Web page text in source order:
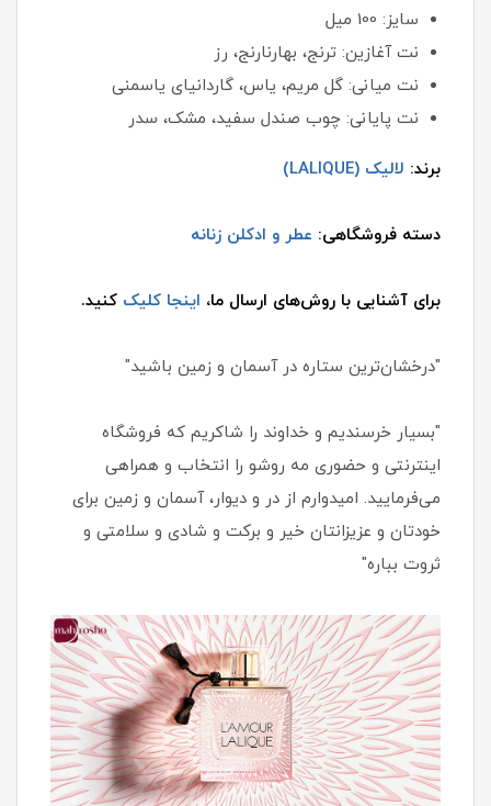
سایز: 100 میل
نت آغازین: ترنج، بهارنارنج، رز
نت میانی: گل مریم، یاس، گاردانیای یاسمنی
نت پایانی: چوب صندل سفید، مشک، سدر
برند: لالیک (LALIQUE)
دسته فروشگاهی: عطر و ادکلن زنانه
برای آشنایی با روش‌های ارسال ما، اینجا کلیک کنید.
"درخشان‌ترین ستاره در آسمان و زمین باشید"
"بسیار خرسندیم و خداوند را شاکریم که فروشگاه
اینترنتی و حضوری مه روشو را انتخاب و همراهی
می‌فرمایید. امیدوارم از در و دیوار، آسمان و زمین برای
خودتان و عزیزانتان خیر و برکت و شادی و سلامتی و
ثروت بباره"